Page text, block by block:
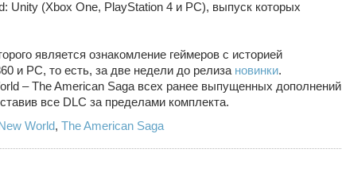
Unity (Xbox One, PlayStation 4 и PC), выпуск которых
является ознакомление геймеров с историей
и PC, то есть, за две недели до релиза новинки.
– The American Saga всех ранее выпущенных дополнений
все DLC за пределами комплекта.
World, The American Saga